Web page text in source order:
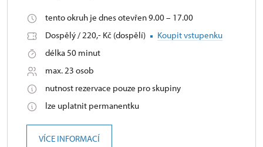
tento okruh je dnes otevřen 9.00 – 17.00
Dospělý / 220,- Kč (dospělí)
Koupit vstupenku
délka 50 minut
max. 23 osob
nutnost rezervace pouze pro skupiny
lze uplatnit permanentku
VÍCE INFORMACÍ